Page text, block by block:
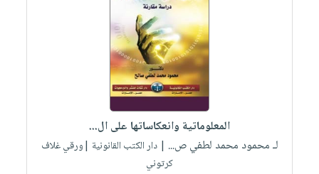
المعلوماتية وانعكاساتها على ال...
لـ محمود محمد لطفي ص... | دار الكتب القانونية |ورقي غلاف
كرتوني